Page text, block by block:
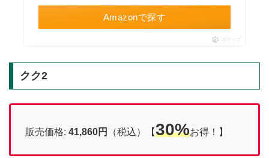
Amazonで探す
ポチップ
クク2
販売価格: 41,860円 （税込）【30%お得！】